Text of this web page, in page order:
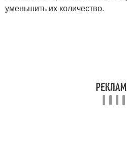
уменьшить их количество.